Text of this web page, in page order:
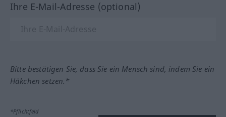
Ihre E-Mail-Adresse (optional)
Bitte bestätigen Sie, dass Sie ein Mensch sind, indem Sie ein
Häkchen setzen.*
*Pflichtfeld